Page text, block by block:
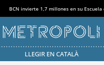
BCN invierte 1,7 millones en su Escuela
LLEGIR EN CATALÀ